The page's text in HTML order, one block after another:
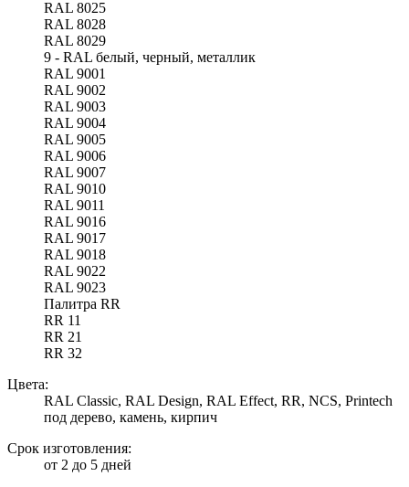
RAL 8025
RAL 8028
RAL 8029
9 - RAL белый, черный, металлик
RAL 9001
RAL 9002
RAL 9003
RAL 9004
RAL 9005
RAL 9006
RAL 9007
RAL 9010
RAL 9011
RAL 9016
RAL 9017
RAL 9018
RAL 9022
RAL 9023
Палитра RR
RR 11
RR 21
RR 32
Цвета:
RAL Classic, RAL Design, RAL Effect, RR, NCS, Printech
под дерево, камень, кирпич
Срок изготовления:
от 2 до 5 дней